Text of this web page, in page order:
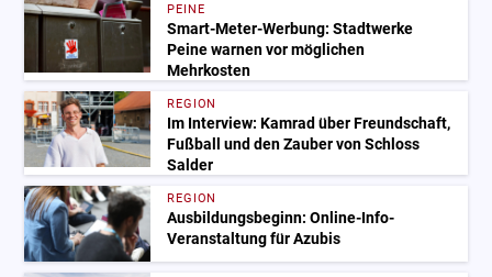
PEINE
Smart-Meter-Werbung: Stadtwerke
Peine warnen vor möglichen
Mehrkosten
REGION
Im Interview: Kamrad über Freundschaft,
Fußball und den Zauber von Schloss
Salder
REGION
Ausbildungsbeginn: Online-Info-
Veranstaltung für Azubis